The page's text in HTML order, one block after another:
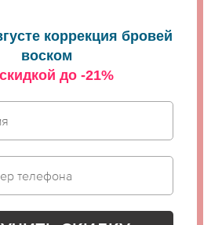
коррекция бровей
воском
до -21%